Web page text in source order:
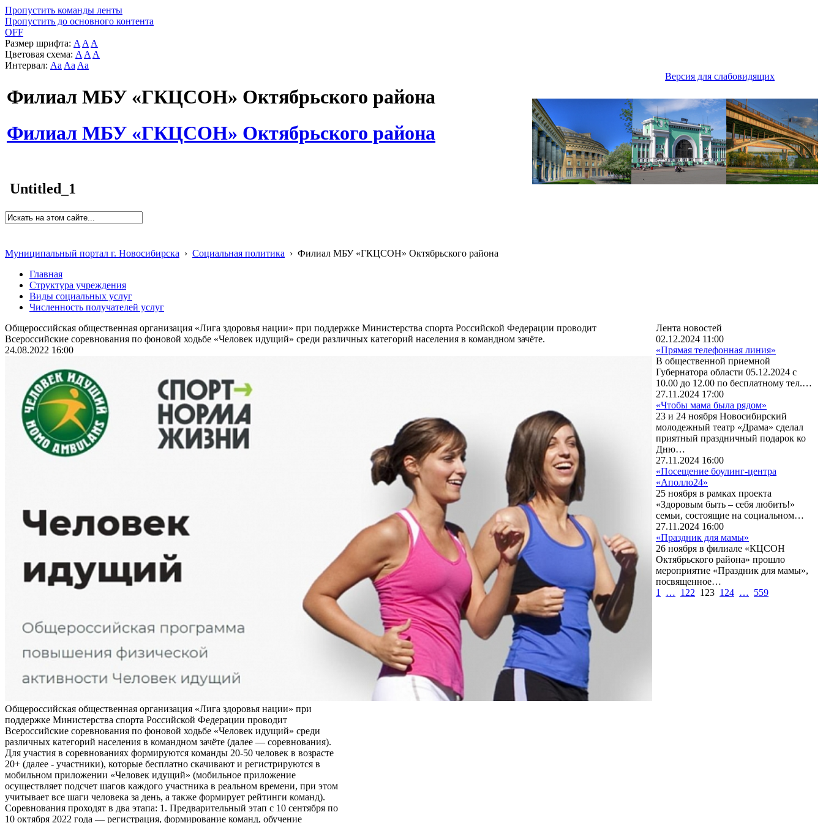
Пропустить команды ленты
Пропустить до основного контента
OFF
Размер шрифта: A A A
Цветовая схема: A A A
Интервал: Aa Aa Aa
Версия для слабовидящих
Филиал МБУ «ГКЦСОН» Октябрьского района
Филиал МБУ «ГКЦСОН» Октябрьского района
Untitled_1
Муниципальный портал г. Новосибирска › Социальная политика › Филиал МБУ «ГКЦСОН» Октябрьского района
Главная
Структура учреждения
Виды социальных услуг
Численность получателей услуг
Общероссийская общественная организация «Лига здоровья нации» при поддержке Министерства спорта Российской Федерации проводит
Всероссийские соревнования по фоновой ходьбе «Человек идущий» среди различных категорий населения в командном зачёте.
24.08.2022 16:00
Общероссийская общественная организация «Лига здоровья нации» при
поддержке Министерства спорта Российской Федерации проводит
Всероссийские соревнования по фоновой ходьбе «Человек идущий» среди
различных категорий населения в командном зачёте (далее — соревнования).
Для участия в соревнованиях формируются команды 20-50 человек в возрасте
20+ (далее - участники), которые бесплатно скачивают и регистрируются в
мобильном приложении «Человек идущий» (мобильное приложение
осуществляет подсчет шагов каждого участника в реальном времени, при этом
учитывает все шаги человека за день, а также формирует рейтинги команд).
Соревнования проходят в два этапа: 1. Предварительный этап с 10 сентября по
10 октября 2022 года — регистрация, формирование команд, обучение
Лента новостей
02.12.2024 11:00
«Прямая телефонная линия»
В общественной приемной
Губернатора области 05.12.2024 с
10.00 до 12.00 по бесплатному тел.…
27.11.2024 17:00
«Чтобы мама была рядом»
23 и 24 ноября Новосибирский
молодежный театр «Драма» сделал
приятный праздничный подарок ко
Дню…
27.11.2024 16:00
«Посещение боулинг-центра
«Аполло24»
25 ноября в рамках проекта
«Здоровым быть – себя любить!»
семьи, состоящие на социальном…
27.11.2024 16:00
«Праздник для мамы»
26 ноября в филиале «КЦСОН
Октябрьского района» прошло
мероприятие «Праздник для мамы»,
посвященное…
1
… 122 123 124 … 559